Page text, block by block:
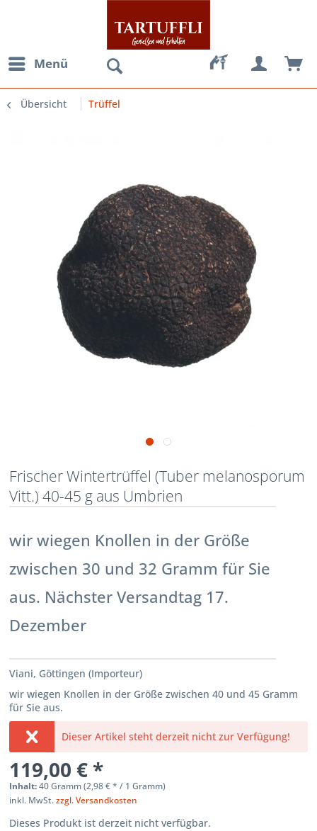
Menü
Übersicht Trüffel
Frischer Wintertrüffel (Tuber melanosporum
Vitt.) 40-45 g aus Umbrien
wir wiegen Knollen in der Größe
zwischen 30 und 32 Gramm für Sie
aus. Nächster Versandtag 17.
Dezember
Viani, Göttingen (Importeur)
wir wiegen Knollen in der Größe zwischen 40 und 45 Gramm
für Sie aus.
Dieser Artikel steht derzeit nicht zur Verfügung!
119,00 € *
Inhalt:40 Gramm (2,98 €* / 1 Gramm)
inkl. MwSt.zzgl. Versandkosten
Dieses Produkt ist derzeit nicht verfügbar.